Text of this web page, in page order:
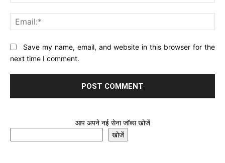
Website:Save my name, email, and website in this browser for the
next time I comment.
आप अपने नई सेना जॉब्स खोजें
खोजें